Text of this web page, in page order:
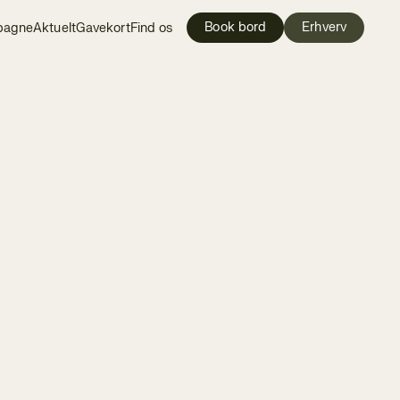
AktueltGavekortFind os Book bord Erhverv